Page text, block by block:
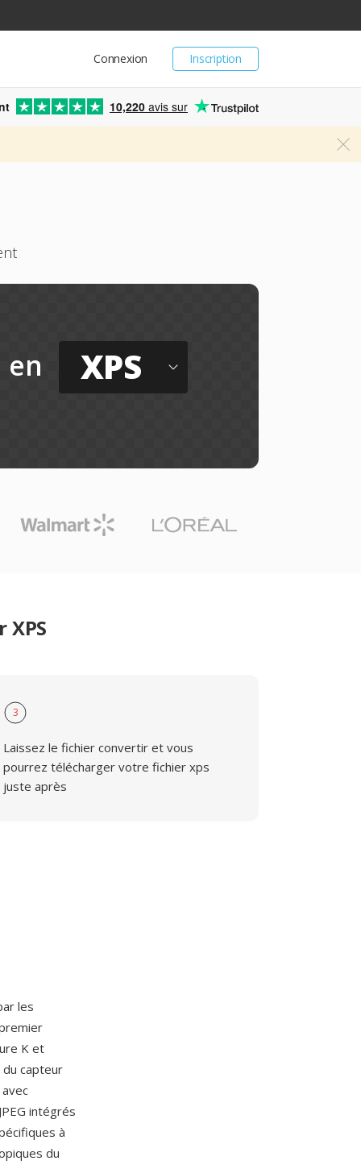
Inscription
Connexion
10,220 avis sur
en XPS
3
Laissez le fichier convertir et vous
pourrez télécharger votre fichier xps
juste après
les
K et
capteur
intégrés
à
du